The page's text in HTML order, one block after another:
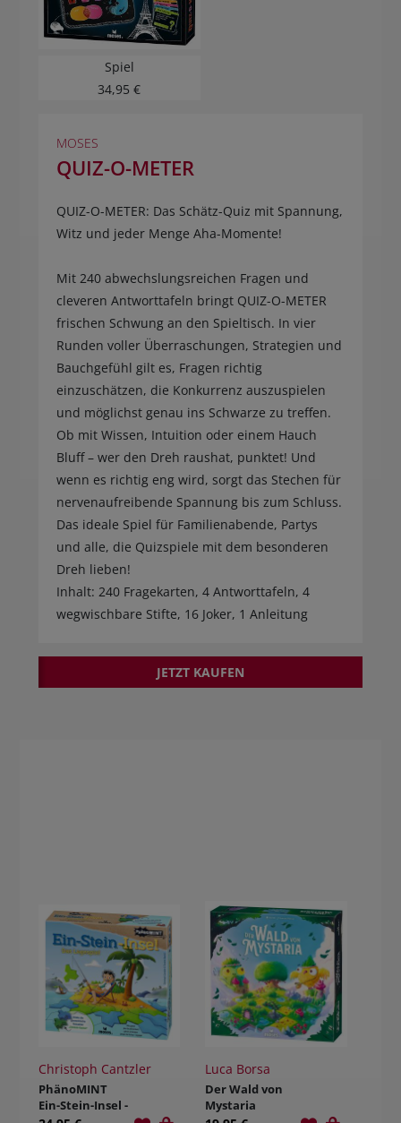
Spiel
34,95 €
MOSES
QUIZ-O-METER
QUIZ-O-METER: Das Schätz-Quiz mit Spannung,
Witz und jeder Menge Aha-Momente!
Mit 240 abwechslungsreichen Fragen und
cleveren Antworttafeln bringt QUIZ-O-METER
frischen Schwung an den Spieltisch. In vier
Runden voller Überraschungen, Strategien und
Bauchgefühl gilt es, Fragen richtig
einzuschätzen, die Konkurrenz auszuspielen
und möglichst genau ins Schwarze zu treffen.
Ob mit Wissen, Intuition oder einem Hauch
Bluff – wer den Dreh raushat, punktet! Und
wenn es richtig eng wird, sorgt das Stechen für
nervenaufreibende Spannung bis zum Schluss.
Das ideale Spiel für Familienabende, Partys
und alle, die Quizspiele mit dem besonderen
Dreh lieben!
Inhalt: 240 Fragekarten, 4 Antworttafeln, 4
wegwischbare Stifte, 16 Joker, 1 Anleitung
JETZT KAUFEN
Christoph Cantzler
PhänoMINT
Ein-Stein-Insel -
Luca Borsa
Der Wald von
Mystaria